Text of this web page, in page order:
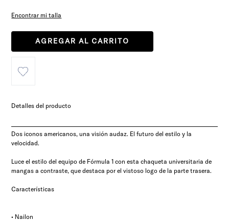
Encontrar mi talla
AGREGAR AL CARRITO
Detalles del producto
Dos iconos americanos, una visión audaz. El futuro del estilo y la
velocidad.
Luce el estilo del equipo de Fórmula 1 con esta chaqueta universitaria de
mangas a contraste, que destaca por el vistoso logo de la parte trasera.
Características
• Nailon